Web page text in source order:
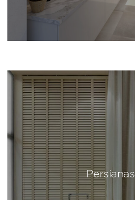
Persianas